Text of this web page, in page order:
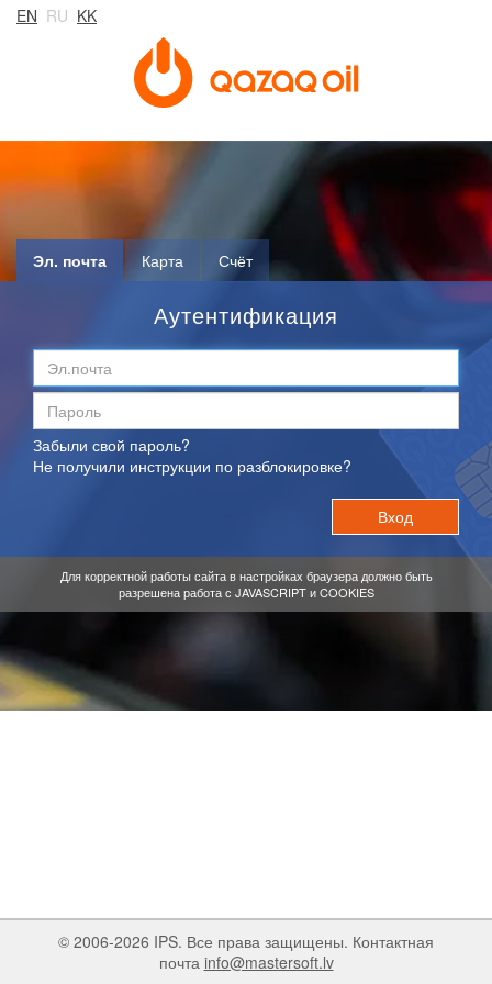
EN RU KK
Эл. почта Карта Счёт
Аутентификация
Забыли свой пароль?
Не получили инструкции по разблокировке?
Для корректной работы сайта в настройках браузера должно быть
разрешена работа с JAVASCRIPT и COOKIES
© 2006-2026 IPS. Все права защищены. Контактная
почта info@mastersoft.lv